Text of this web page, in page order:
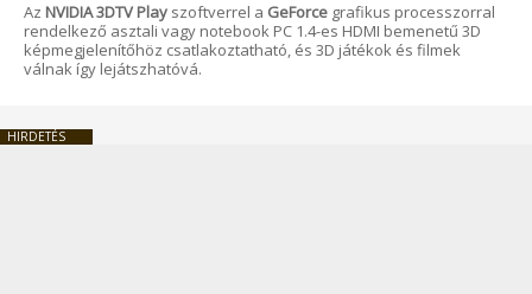
Az NVIDIA 3DTV Play szoftverrel a GeForce grafikus processzorral
rendelkező asztali vagy notebook PC 1.4-es HDMI bemenetű 3D
képmegjelenítőhöz csatlakoztatható, és 3D játékok és filmek
válnak így lejátszhatóvá.
HIRDETÉS